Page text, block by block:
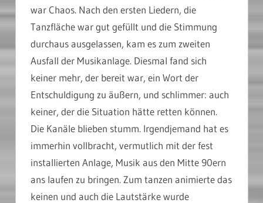
war Chaos. Nach den ersten Liedern, die
Tanzfläche war gut gefüllt und die Stimmung
durchaus ausgelassen, kam es zum zweiten
Ausfall der Musikanlage. Diesmal fand sich
keiner mehr, der bereit war, ein Wort der
Entschuldigung zu äußern, und schlimmer: auch
keiner, der die Situation hätte retten können.
Die Kanäle blieben stumm. Irgendjemand hat es
immerhin vollbracht, vermutlich mit der fest
installierten Anlage, Musik aus den Mitte 90ern
ans laufen zu bringen. Zum tanzen animierte das
keinen und auch die Lautstärke wurde